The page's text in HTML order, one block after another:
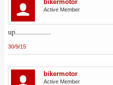
bikermotor
Active Member
up..................
30/9/15
bikermotor
Active Member